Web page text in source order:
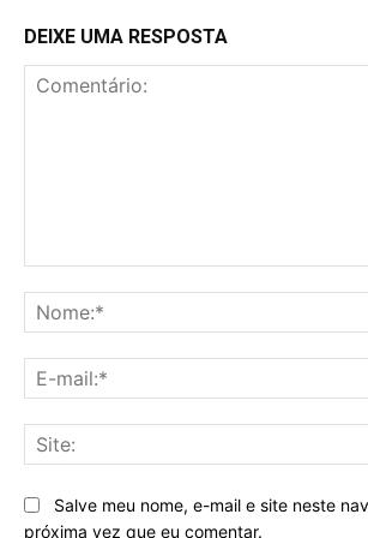
DEIXE UMA RESPOSTA
Salve meu nome, e-mail e site neste
próxima vez que eu comentar.